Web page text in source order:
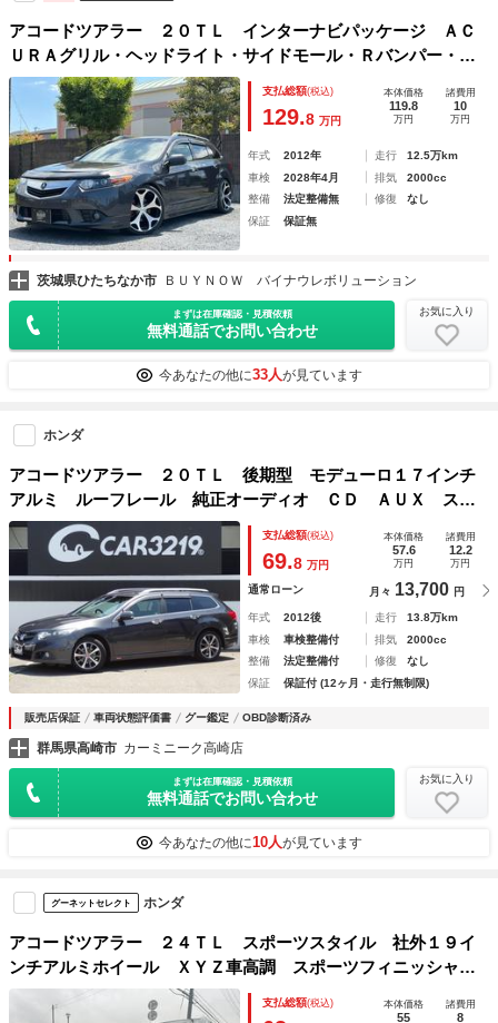
アコードツアラー ２０ＴＬ インターナビパッケージ ＡＣ
ＵＲＡグリル・ヘッドライト・サイドモール・Ｒバンパー・バ
ックドアパネル・テール・アンテナ・ドアミラー・ＴＳＸエン
ブレム／Ｆバンパーネジ穴無／ＵＳバグガード／車高調／１９
ＡＷ／リアカメラ／走行中ＴＶ
支払総額(税込)
129.8 万円
本体価格
119.8
万円
諸費用
10
万円
年式 2012年 走行
12.5万km
車検
2028年4月 排気
2000cc
整備
法定整備無 修復
なし
保証
保証無
茨城県ひたちなか市 ＢＵＹＮＯＷ バイナウレボリューション
まずは在庫確認・見積依頼
無料通話でお問い合わせ
お気に入り
今あなたの他に33人が見ています
ホンダ
アコードツアラー ２０ＴＬ 後期型 モデューロ１７インチ
アルミ ルーフレール 純正オーディオ ＣＤ ＡＵＸ ステ
アリングリモコン クルコン パドルシフト ＥＴＣ オート
ライト オートエアコン キーレス
支払総額(税込)
69.8 万円
本体価格
57.6
万円
諸費用
12.2
万円
通常ローン 月々 13,700 円
年式 2012後 走行
13.8万km
車検
車検整備付 排気
2000cc
整備
法定整備付 修復
なし
保証
保証付 (12ヶ月・走行無制限)
販売店保証 車両状態評価書 グー鑑定 OBD診断済み
群馬県高崎市 カーミニーク高崎店
まずは在庫確認・見積依頼
無料通話でお問い合わせ
お気に入り
今あなたの他に10人が見ています
グーネットセレクト ホンダ
アコードツアラー ２４ＴＬ スポーツスタイル 社外１９イ
ンチアルミホイール ＸＹＺ車高調 スポーツフィニッシャー
テールエンド ＨＩＤヘッドライト スマートキー 純正ナ
ビ テレビ バックモニター アルパインスピーカー ハーフ
支払総額(税込) 本体価格
55
諸費用
8